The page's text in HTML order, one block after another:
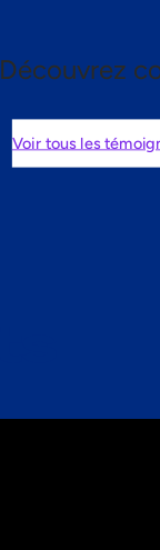
Découvrez
Voir tous les